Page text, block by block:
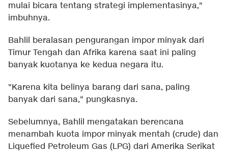
mulai bicara tentang strategi implementasinya,"
imbuhnya.
Bahlil beralasan pengurangan impor minyak dari
Timur Tengah dan Afrika karena saat ini paling
banyak kuotanya ke kedua negara itu.
"Karena kita belinya barang dari sana, paling
banyak dari sana," pungkasnya.
Sebelumnya, Bahlil mengatakan berencana
menambah kuota impor minyak mentah (crude) dan
Liquefied Petroleum Gas (LPG) dari Amerika Serikat